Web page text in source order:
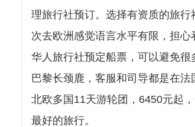
理旅行社预订。选择有资质的旅
次去欧洲感觉语言水平有限，担
华人旅行社预定船票，可以避免
巴黎长颈鹿，客服和司导都是在
北欧多国11天游轮团，6450元起
最好的旅行。